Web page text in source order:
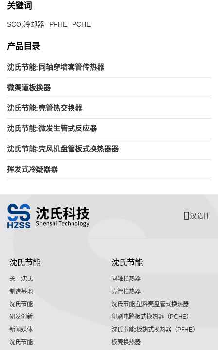
关键词
SCO₂冷却器 PFHE PCHE
产品目录
沈氏节能:同轴穿墙套管传热器
微渠道板换器
沈氏节能:壳管热交换器
沈氏节能:微发生管式反应器
沈氏节能:壳风机盘管板式换热器器
挥发式冷疑器器
汉语
沈氏节能
关于沈氏
制造基地
沈氏节能
研发创新
新闻媒体
沈氏节能
沈氏节能
同轴换热器
壳管换热器
沈氏节能:塑料壳盘管式换热器
印刷电路板式换热器（PCHE）
沈氏节能:板翅式换热器（PFHE）
板壳换热器